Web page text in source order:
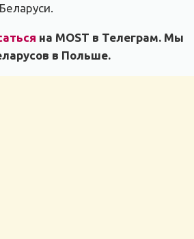
на MOST в Телеграм. Мы
в Польше.